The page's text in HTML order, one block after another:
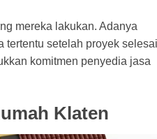
mereka lakukan. Adanya
tertentu setelah proyek
komitmen penyedia jasa
Klaten